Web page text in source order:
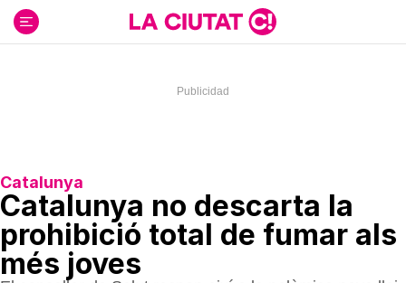
contenido
Catalunya
Catalunya no descarta la
prohibició total de fumar als
més joves